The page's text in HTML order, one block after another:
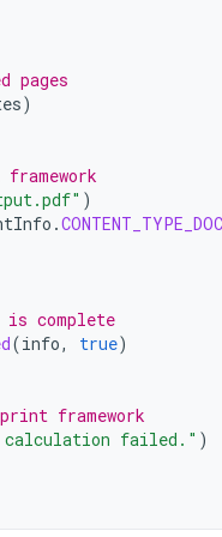
pages
)
)
.
complete
(info, true)
framework
calculation failed." )